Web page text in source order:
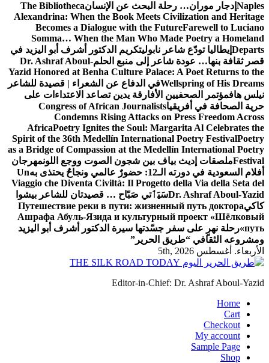
Naples إدجار موران… رحلة البحث عن الإنسانThe Bibliotheca
Alexandrina: When the Book Meets Civilization and Heritage
Becomes a Dialogue with the FutureFarewell to Luciano
Somma… When the Man Who Made Poetry a Homeland
Departs إيطاليا تودّع شاعر نابوليتكريم الدكتور أشرف أبو اليزيد في
قصر ثقافة بنها… عودة شاعر إلى منبع الحلمDr. Ashraf Aboul-
Yazid Honored at Benha Culture Palace: A Poet Returns to the
Wellspring of His Dreamsفي الدفاع عن الشعراء | قصيدة للشاعر
نيلس هافمؤتمر الصحفيين الأفارقة يدين تصاعد الاعتداءات على
حرية الصحافة في أفريقياCongress of African Journalists
Condemns Rising Attacks on Press Freedom Across
AfricaPoetry Ignites the Soul: Margarita Al Celebrates the
Spirit of the 36th Medellín International Poetry FestivalPoetry
as a Bridge of Compassion at the Medellín International Poetry
Festivalملصقات إديث بياف بين شجون الصوت ووجع اللونمهرجان
أفلام السعودية في دورته الـ12: حضورٌ عالمي ونجاحٌ يحتذى به
Un
Viaggio che Diventa Civiltà: Il Progetto della Via della Seta del
Dr. Ashraf Aboul-Yazidسَيَٲتي صَبّاح … قصيدتان للشاعر بيشوا
كاكيПутешествие реки в пути: жизненный путь доктора
Ашрафа Абуль-Язида и культурный проект «Шёлковый
путь» رحلة نهرٍ على سفر جسّدتها سيرة الدكتور أشرف أبو اليزيد
ومشروعه الثقافي “طريق الحرير”
الأربعاء. أغسطس 5th, 2026
Editor-in-Chief: Dr. Ashraf Aboul-Yazid
Home
Cart
Checkout
My account
Sample Page
Shop